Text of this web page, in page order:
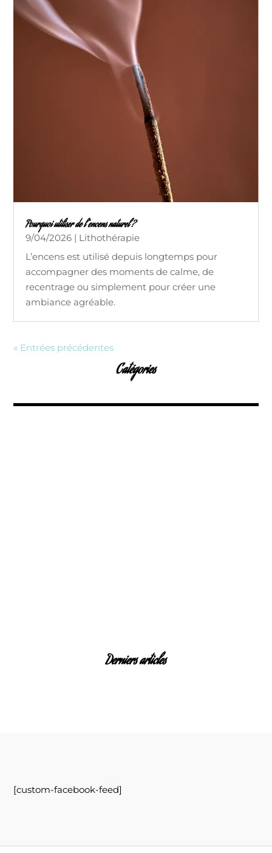
Pourquoi utiliser de l’encens naturel ?
9/04/2026 | Lithothérapie
L’encens est utilisé depuis longtemps pour
accompagner des moments de calme, de
recentrage ou simplement pour créer une
ambiance agréable.
« Entrées précédentes
Catégories
Derniers articles
[custom-facebook-feed]